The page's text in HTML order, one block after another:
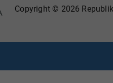
Copyright © 2026